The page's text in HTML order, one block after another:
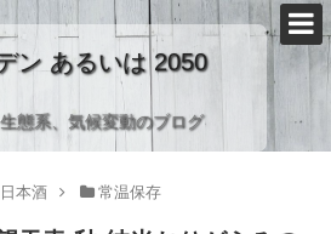
ン あるいは 2050
態系、気候変動のブログ
日本酒 常温保存